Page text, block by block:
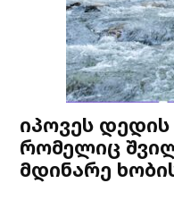
იპოვეს
რომელიც
მდინარე